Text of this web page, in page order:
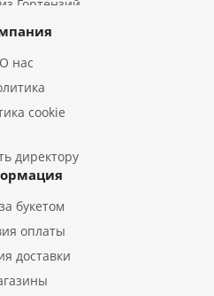
Гортензий
из Ирисов
из Эустом
Гладиолусов
Тюльпанов
О нас
cookie
директору
букетом
оплаты
доставки